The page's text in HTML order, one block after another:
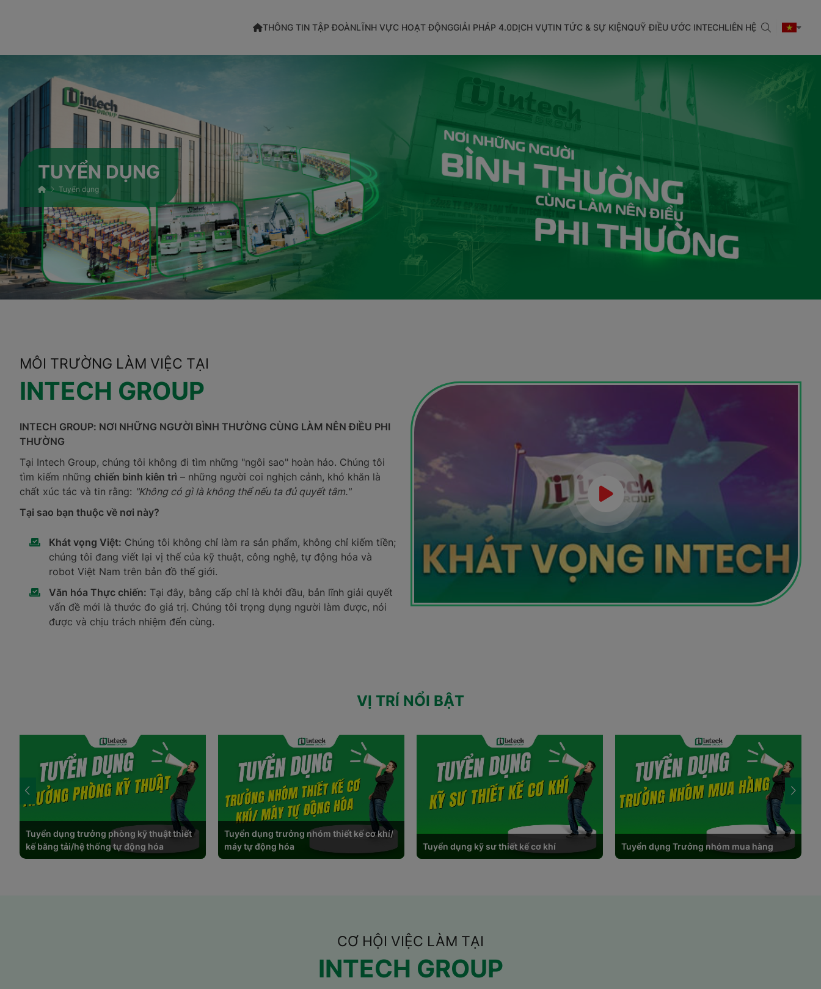
THÔNG TIN TẬP ĐOÀNLĨNH VỰC HOẠT ĐỘNGGIẢI PHÁP 4.0DỊCH VỤTIN TỨC & SỰ KIỆNQUỸ ĐIỀU ƯỚC INTECHLIÊN HỆ
TUYỂN DỤNG
Tuyển dụng
MÔI TRƯỜNG LÀM VIỆC TẠI
INTECH GROUP
INTECH GROUP: NƠI NHỮNG NGƯỜI BÌNH THƯỜNG CÙNG LÀM NÊN ĐIỀU PHI
THƯỜNG
Tại Intech Group, chúng tôi không đi tìm những "ngôi sao" hoàn hảo. Chúng tôi
tìm kiếm những chiến binh kiên trì – những người coi nghịch cảnh, khó khăn là
chất xúc tác và tin rằng: "Không có gì là không thể nếu ta đủ quyết tâm."
Tại sao bạn thuộc về nơi này?
Khát vọng Việt: Chúng tôi không chỉ làm ra sản phẩm, không chỉ kiếm tiền;
chúng tôi đang viết lại vị thế của kỹ thuật, công nghệ, tự động hóa và
robot Việt Nam trên bản đồ thế giới.
Văn hóa Thực chiến: Tại đây, bằng cấp chỉ là khởi đầu, bản lĩnh giải quyết
vấn đề mới là thước đo giá trị. Chúng tôi trọng dụng người làm được, nói
được và chịu trách nhiệm đến cùng.
Chúng tôi không hứa một hành trình nhàn hạ, nhưng hứa một sự nghiệp rực rỡ.
Trách nhiệm và trung thực tới tận cùng
trong tư duy.
Kiên trìđến cùng trước mọi thách thức.
Khát khaophụng sự và để lại dấu ấn cá nhân trong những dự án vươn tầm
Hãy về đội của chúng tôi!
Hãy cùng Chủ tịch Hoàng Hữu Thắng và hàng ngàn cộng sự biến những điều
VỊ TRÍ NỔI BẬT
Tuyển dụng trưởng phòng kỹ thuật thiết
kế băng tải/hệ thống tự động hóa
Tuyển dụng trưởng nhóm thiết kế cơ khí/
máy tự động hóa
Tuyển dụng kỹ sư thiết kế cơ khí Tuyển dụng Trưởng nhóm mua hàng
CƠ HỘI VIỆC LÀM TẠI
INTECH GROUP